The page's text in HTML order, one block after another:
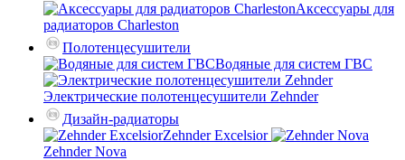
Аксессуары для
радиаторов Charleston
Полотенцесушители
Водяные для систем ГВС
Электрические полотенцесушители Zehnder
Дизайн-радиаторы
Zehnder Excelsior
Zehnder Nova